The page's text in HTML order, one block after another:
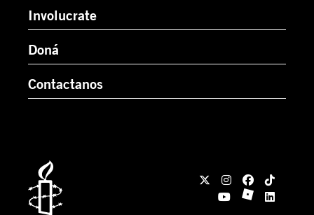
Involucrate
Doná
Contactanos